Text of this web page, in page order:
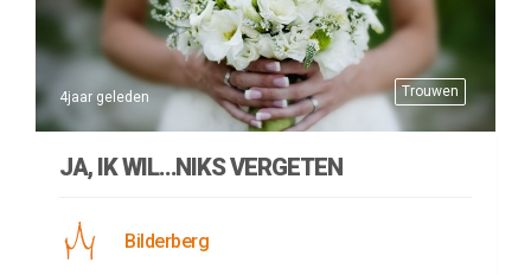
Trouwen
4jaar geleden
JA, IK WIL…NIKS VERGETEN
Bilderberg